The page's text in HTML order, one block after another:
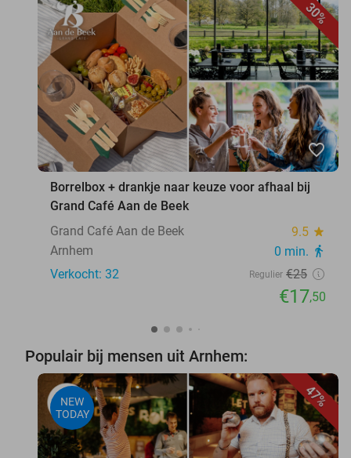
30%
favorite_border
Borrelbox + drankje naar keuze voor afhaal bij
Grand Café Aan de Beek
Grand Café Aan de Beek
9.5 star
Arnhem 0 min. directions_walk
Verkocht: 32 Regulier €25
€17,50
Populair bij mensen uit Arnhem:
47%
NEW
TODAY